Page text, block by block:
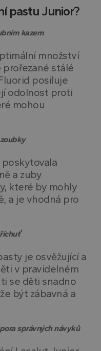
pastu Junior?
kazem
množství
stálé
posiluje
odolnost proti
mohou
poskytovala
a zuby.
které by mohly
a je vhodná pro
je osvěžující a
v pravidelném
se děti snadno
být zábavná a
správných návyků